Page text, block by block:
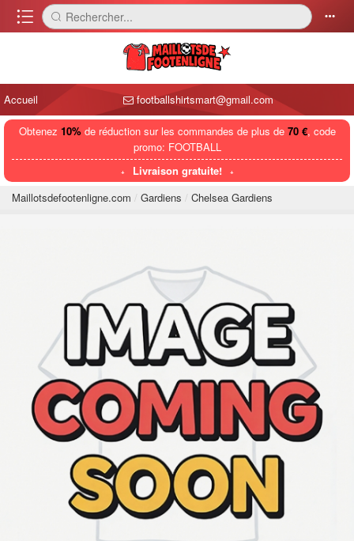
󰈍 󰅼 Rechercher... 󰄒
Accueil footballshirtsmart@gmail.com
Obtenez 10%de réduction sur les commandes de plus de 70 €, code
promo: FOOTBALL
Livraison gratuite!
Maillotsdefootenligne.com
Gardiens Chelsea Gardiens